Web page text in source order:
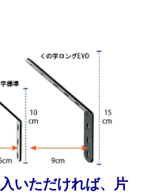
いただければ、片